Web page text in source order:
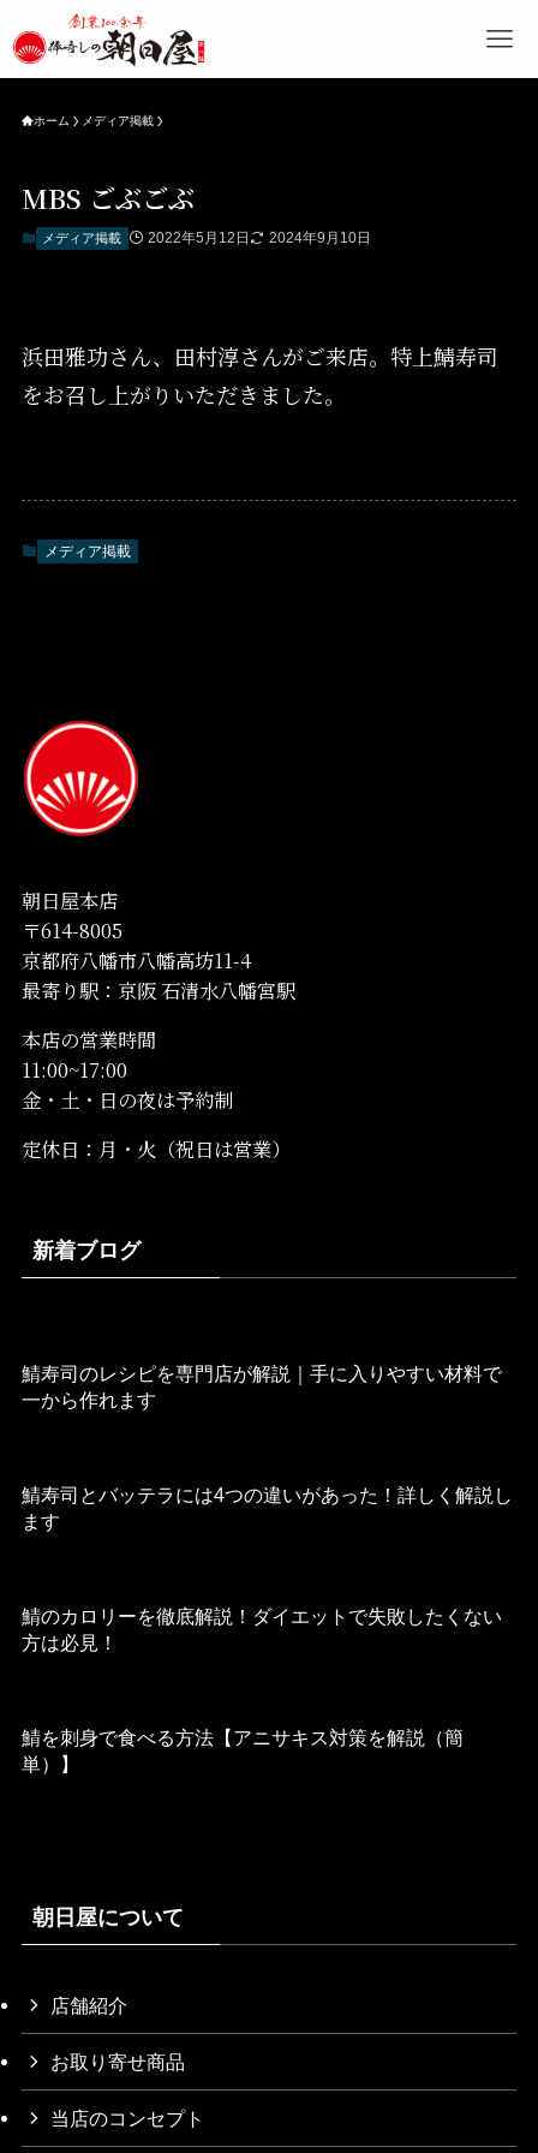
ホーム メディア掲載
MBS ごぶごぶ
メディア掲載 2022年5月12日 2024年9月10日
浜田雅功さん、田村淳さんがご来店。特上鯖寿司
をお召し上がりいただきました。
メディア掲載
朝日屋本店
〒614-8005
京都府八幡市八幡高坊11-4
最寄り駅：京阪 石清水八幡宮駅
本店の営業時間
11:00~17:00
金・土・日の夜は予約制
定休日：月・火（祝日は営業）
新着ブログ
鯖寿司のレシピを専門店が解説｜手に入りやすい材料で
一から作れます
鯖寿司とバッテラには4つの違いがあった！詳しく解説し
ます
鯖のカロリーを徹底解説！ダイエットで失敗したくない
方は必見！
鯖を刺身で食べる方法【アニサキス対策を解説（簡
単）】
朝日屋について
店舗紹介
お取り寄せ商品
当店のコンセプト